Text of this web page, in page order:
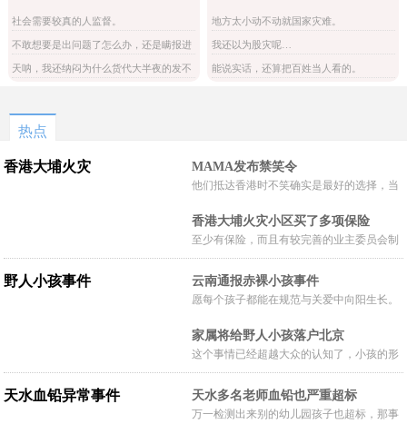
社会需要较真的人监督。
不敢想要是出问题了怎么办，还是瞒报进
来的。
天呐，我还纳闷为什么货代大半夜的发不
地方太小动不动就国家灾难。
我还以为股灾呢…
能说实话，还算把百姓当人看的。
热点
香港大埔火灾 MAMA发布禁笑令
他们抵达香港时不笑确实是最好的选择，当
种保护吧。
香港大埔火灾小区买了多项保险
至少有保险，而且有较完善的业主委员会制
度。
野人小孩事件 云南通报赤裸小孩事件
愿每个孩子都能在规范与关爱中向阳生长。
家属将给野人小孩落户北京
这个事情已经超越大众的认知了，小孩的形
体和状态已经畸形了，得尽快送医。
天水血铅异常事件 天水多名老师血铅也严重超标
万一检测出来别的幼儿园孩子也超标，那事